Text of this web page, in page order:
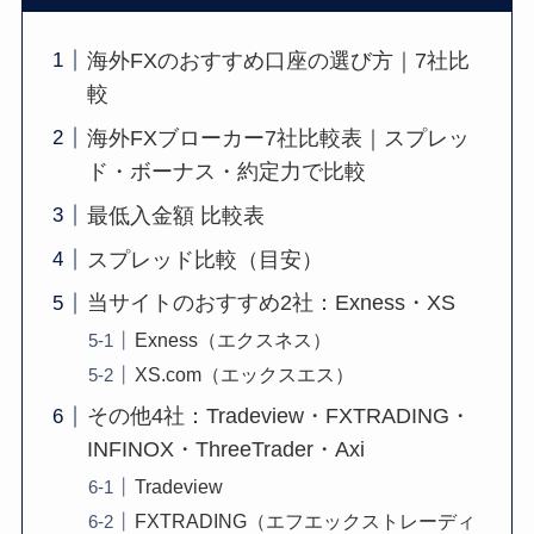
海外FXのおすすめ口座の選び方｜7社比
較
海外FXブローカー7社比較表｜スプレッ
ド・ボーナス・約定力で比較
最低入金額 比較表
スプレッド比較（目安）
当サイトのおすすめ2社：Exness・XS
Exness（エクスネス）
XS.com（エックスエス）
その他4社：Tradeview・FXTRADING・
INFINOX・ThreeTrader・Axi
Tradeview
FXTRADING（エフエックストレーディ